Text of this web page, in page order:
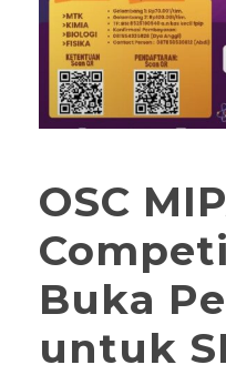
OSC
Buka
untuk